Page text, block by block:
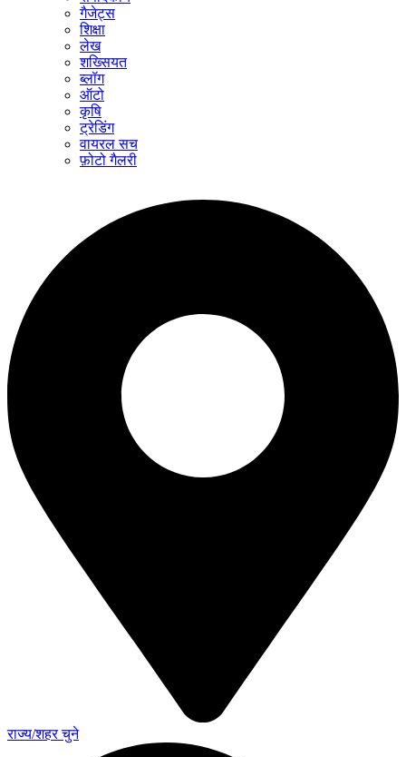
गैजेट्स
शिक्षा
लेख
शख्सियत
ब्लॉग
ऑटो
कृषि
ट्रेडिंग
वायरल सच
फ़ोटो गैलरी
राज्य/शहर चुने